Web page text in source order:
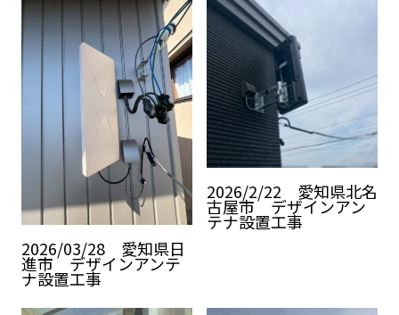
2026/03/28 愛知県日
進市 デザインアンテ
ナ設置工事
2026/2/22 愛知県北名
古屋市 デザインアン
テナ設置工事